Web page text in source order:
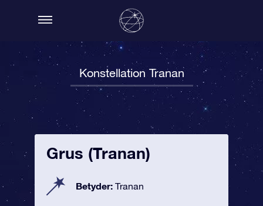
Konstellation Tranan
Grus (Tranan)
Betyder: Tranan